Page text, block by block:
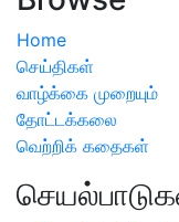
Home
செய்திகள்
வாழ்க்கை முறையும்
தோட்டக்கலை
வெற்றிக் கதைகள்